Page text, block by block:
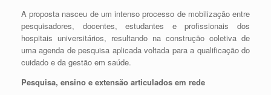
A proposta nasceu de um intenso processo de mobilização entre
pesquisadores, docentes, estudantes e profissionais dos
hospitais universitários, resultando na construção coletiva de
uma agenda de pesquisa aplicada voltada para a qualificação do
cuidado e da gestão em saúde.
Pesquisa, ensino e extensão articulados em rede